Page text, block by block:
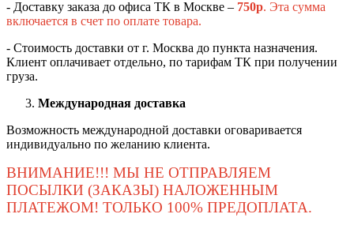
- Доставку заказа до офиса ТК в Москве – 750р. Эта сумма
включается в счет по оплате товара.
- Стоимость доставки от г. Москва до пункта назначения.
Клиент оплачивает отдельно, по тарифам ТК при получении
груза.
Международная доставка
Возможность международной доставки оговаривается
индивидуально по желанию клиента.
ВНИМАНИЕ!!! МЫ НЕ ОТПРАВЛЯЕМ
ПОСЫЛКИ (ЗАКАЗЫ) НАЛОЖЕННЫМ
ПЛАТЕЖОМ! ТОЛЬКО 100% ПРЕДОПЛАТА.